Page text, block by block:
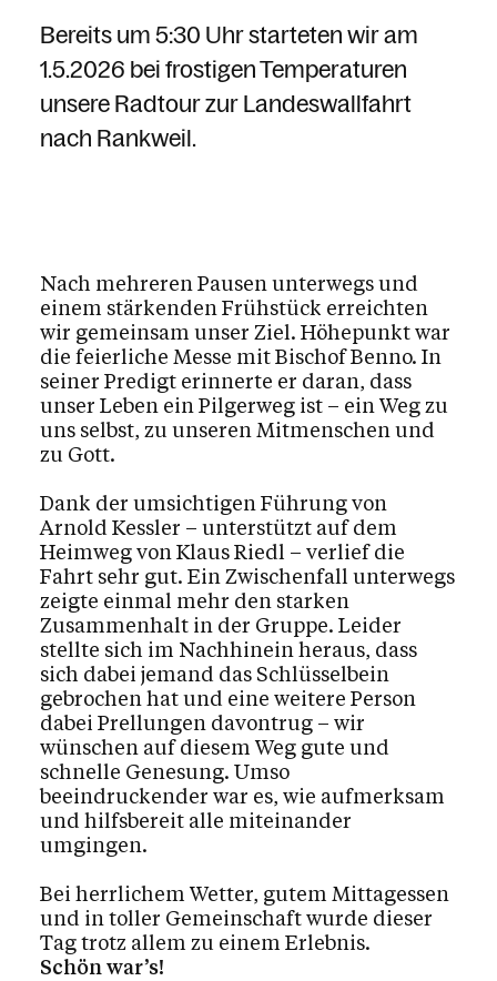
Bereits um 5:30 Uhr starteten wir am
1.5.2026 bei frostigen Temperaturen
unsere Radtour zur Landeswallfahrt
nach Rankweil.
Nach mehreren Pausen unterwegs und
einem stärkenden Frühstück erreichten
wir gemeinsam unser Ziel. Höhepunkt war
die feierliche Messe mit Bischof Benno. In
seiner Predigt erinnerte er daran, dass
unser Leben ein Pilgerweg ist – ein Weg zu
uns selbst, zu unseren Mitmenschen und
zu Gott.
Dank der umsichtigen Führung von
Arnold Kessler – unterstützt auf dem
Heimweg von Klaus Riedl – verlief die
Fahrt sehr gut. Ein Zwischenfall unterwegs
zeigte einmal mehr den starken
Zusammenhalt in der Gruppe. Leider
stellte sich im Nachhinein heraus, dass
sich dabei jemand das Schlüsselbein
gebrochen hat und eine weitere Person
dabei Prellungen davontrug – wir
wünschen auf diesem Weg gute und
schnelle Genesung. Umso
beeindruckender war es, wie aufmerksam
und hilfsbereit alle miteinander
umgingen.
Bei herrlichem Wetter, gutem Mittagessen
und in toller Gemeinschaft wurde dieser
Tag trotz allem zu einem Erlebnis.
Schön war’s!